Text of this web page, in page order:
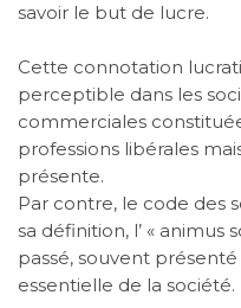
savoir le but de lucre.
Cette connotation
perceptible dans les
commerciales
professions libérales
présente.
Par contre, le code des
sa définition, l’ « animus
passé, souvent
essentielle de la société.